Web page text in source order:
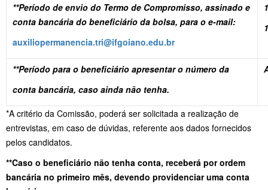
**Período de envio do Termo de Compromisso, assinado e
conta bancária do beneficiário da bolsa, para o e-mail:
auxiliopermanencia.tri@ifgoiano.edu.br
**Período para o beneficiário apresentar o número da
conta bancária, caso ainda não tenha.
*A critério da Comissão, poderá ser solicitada a realização de
entrevistas, em caso de dúvidas, referente aos dados fornecidos
pelos candidatos.
**Caso o beneficiário não tenha conta, receberá por ordem
bancária no primeiro mês, devendo providenciar uma conta